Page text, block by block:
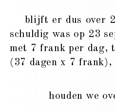
blijft er dus over
schuldig was op 23
met 7 frank per dag,
(37 dagen x 7 frank),
houden